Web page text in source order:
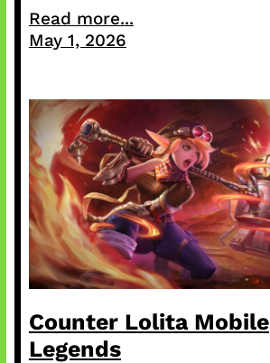
Read more...
May 1, 2026
Counter Lolita Mobile
Legends